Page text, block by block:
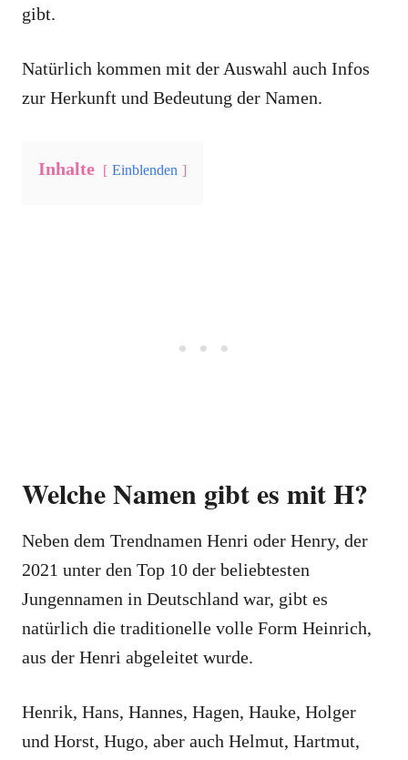
gibt.
Natürlich kommen mit der Auswahl auch Infos
zur Herkunft und Bedeutung der Namen.
Inhalte Einblenden
Welche Namen gibt es mit H?
Neben dem Trendnamen Henri oder Henry, der
2021 unter den Top 10 der beliebtesten
Jungennamen in Deutschland war, gibt es
natürlich die traditionelle volle Form Heinrich,
aus der Henri abgeleitet wurde.
Henrik, Hans, Hannes, Hagen, Hauke, Holger
und Horst, Hugo, aber auch Helmut, Hartmut,